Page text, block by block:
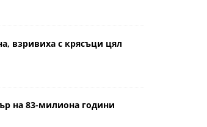
взривиха с крясъци цял
на 83-милиона години